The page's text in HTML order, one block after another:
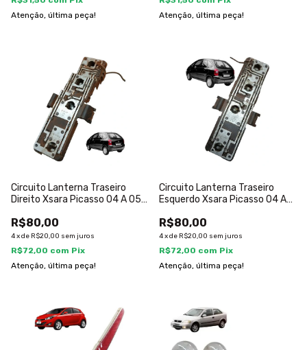
Atenção, última peça!
Atenção, última peça!
Circuito Lanterna Traseiro
Direito Xsara Picasso 04 A 05
R$80,00
4xde R$20,00 sem juros
R$72,00 com Pix
Atenção, última peça!
Circuito Lanterna Traseiro
Esquerdo Xsara Picasso 04 A
R$80,00
4xde R$20,00 sem juros
R$72,00 com Pix
Atenção, última peça!